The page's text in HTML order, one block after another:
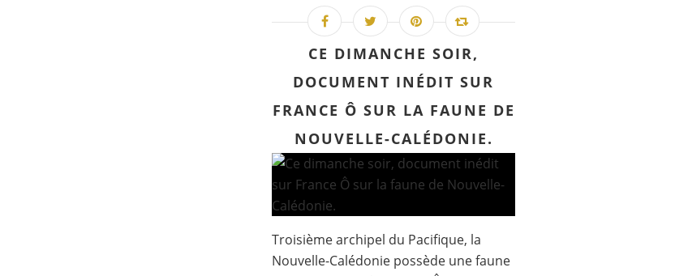
CE DIMANCHE SOIR,
DOCUMENT INÉDIT SUR
FRANCE Ô SUR LA FAUNE DE
NOUVELLE-CALÉDONIE.
Troisième archipel du Pacifique, la
Nouvelle-Calédonie possède une faune